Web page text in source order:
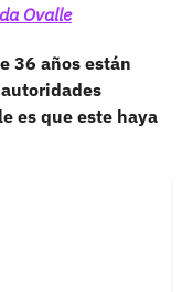
Ovalle
36 años están
es que este haya